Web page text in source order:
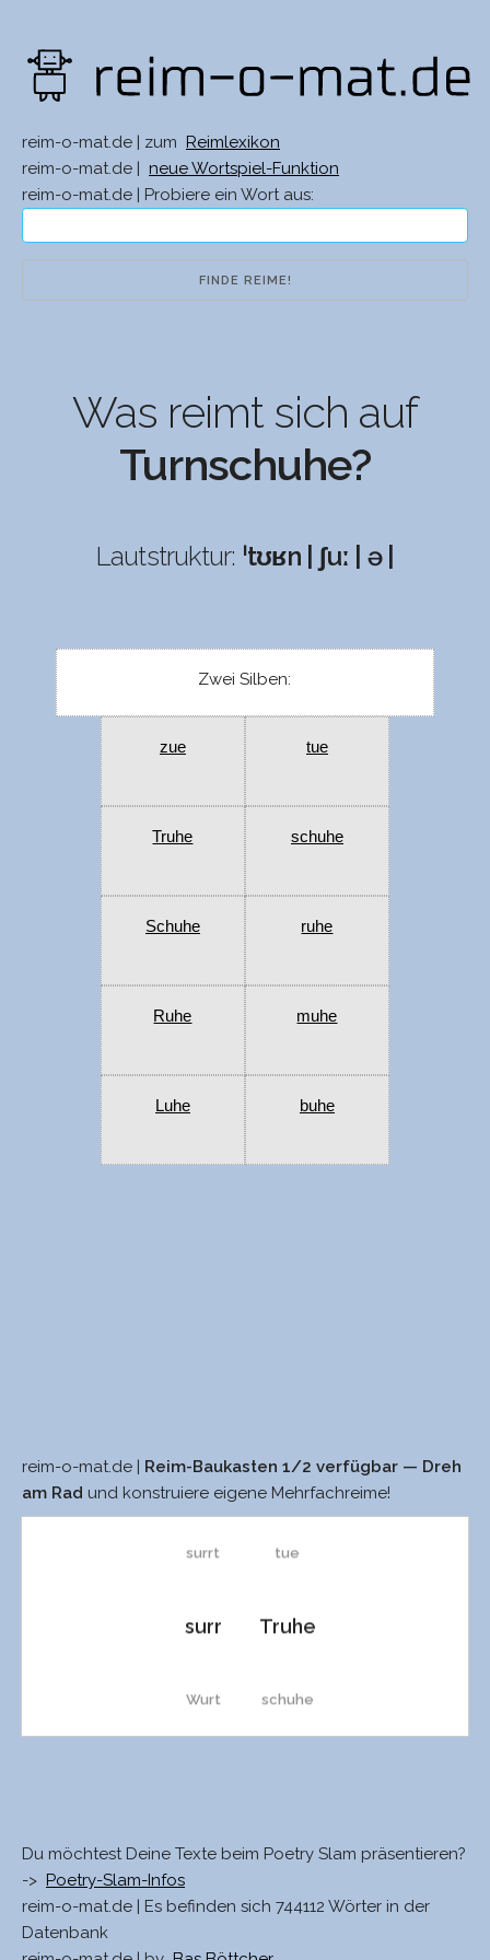
reim-o-mat.de | zum
Reimlexikon
reim-o-mat.de |
neue Wortspiel-Funktion
reim-o-mat.de | Probiere ein Wort aus:
Was reimt sich auf
Turnschuhe?
Lautstruktur: ˈtʊʁn | ʃuː | ə |
Zwei Silben:
zue tue
Truhe schuhe
Schuhe ruhe
Ruhe muhe
Luhe buhe
reim-o-mat.de |
Reim-Baukasten 1/2 verfügbar — Dreh
am Rad und konstruiere eigene Mehrfachreime!
surrt
surr
Wurt
Wurf
tue
Truhe
schuhe
ruhe
Ruhe
Du möchtest Deine Texte beim Poetry Slam präsentieren?
-> Poetry-Slam-Infos
reim-o-mat.de | Es befinden sich 744112 Wörter in der
Datenbank